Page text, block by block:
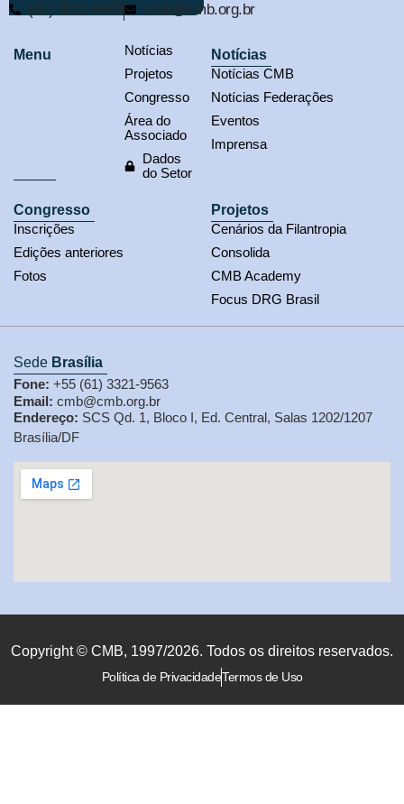
(61) 3321-9563 cmb@cmb.org.br
Menu
Notícias
Projetos
Congresso
Área do
Associado
Dados
do Setor
Notícias
Notícias CMB
Notícias Federações
Eventos
Imprensa
Congresso
Inscrições
Edições anteriores
Fotos
Projetos
Cenários da Filantropia
Consolida
CMB Academy
Focus DRG Brasil
Sede Brasília
Fone: +55 (61) 3321-9563
Email: cmb@cmb.org.br
Endereço: SCS Qd. 1, Bloco I, Ed. Central, Salas 1202/1207
Brasília/DF
Copyright © CMB, 1997/2026. Todos os direitos reservados.
Política de PrivacidadeTermos de Uso